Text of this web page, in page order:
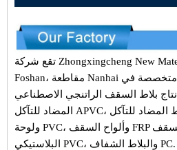
تقع شركة Zhongxingcheng New Material Co., Ltd. في مدينة
Foshan، مقاطعة Nanhai بالصين، وهي شركة مصنعة متخصصة في
إنتاج بلاط السقف الراتنجي الاصطناعي ASA، والبلاط المركب
المضاد للتآكل APVC، والبلاط المضاد للتآكل PVC، وحوض PVC،
ولوحة PVC، وألواح السقف FRP الشفافة، وبلاط السقف
البلاستيكي PVC، والبلاط الشفاف PC.